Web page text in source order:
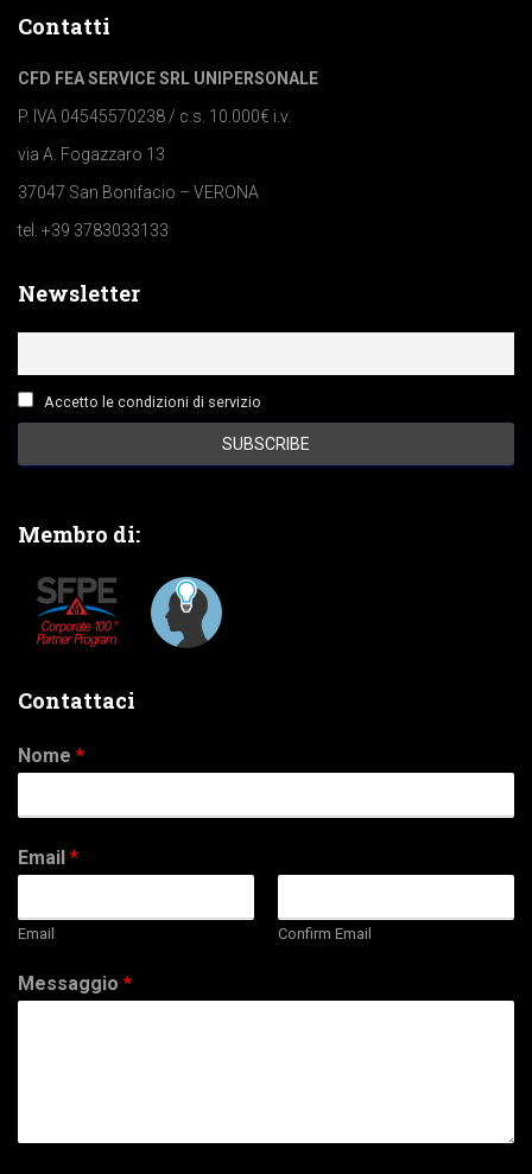
Contatti
CFD FEA SERVICE SRL UNIPERSONALE
P. IVA 04545570238 / c.s. 10.000€ i.v.
via A. Fogazzaro 13
37047 San Bonifacio – VERONA
tel. +39 3783033133
Newsletter
Accetto le condizioni di servizio
Membro di:
Contattaci
Nome *
Email *
Email Confirm Email
Messaggio *